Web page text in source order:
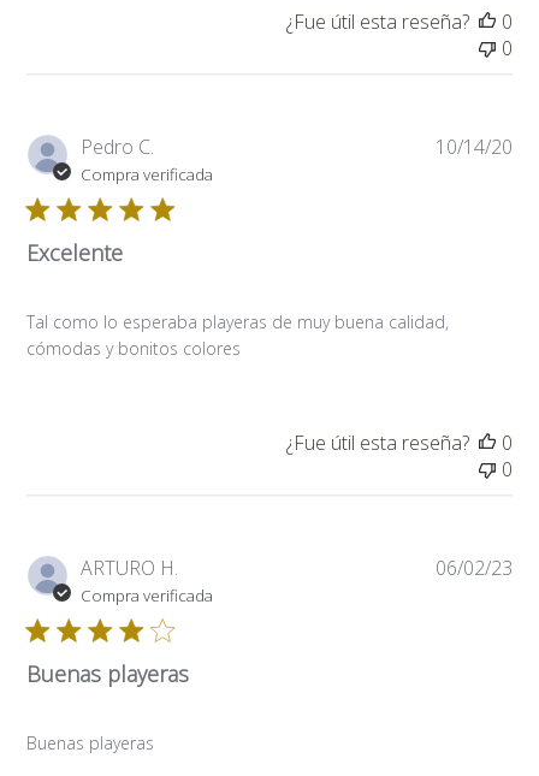
¿Fue útil esta reseña?
0
0
Pedro C.
Compra verificada
Excelente
Tal como lo esperaba playeras de muy buena calidad,
cómodas y bonitos colores
10/14/20
¿Fue útil esta reseña?
0
0
ARTURO H.
Compra verificada
Buenas playeras
Buenas playeras
06/02/23